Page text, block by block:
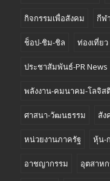
กิจกรรมเพื่อสังคม กีฬา
ช็อป-ชิม-ชิล ท่องเที่ยว
ประชาสัมพันธ์-PR News
พลังงาน-คมนาคม-โลจิส
ศาสนา-วัฒนธรรม สัง
หน่วยงานภาครัฐ หุ้น-
อาชญากรรม อุตสาหก